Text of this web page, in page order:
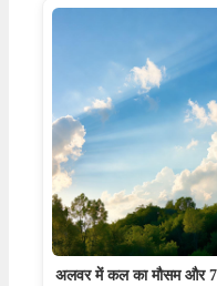
अलवर में कल का मौसम और 7